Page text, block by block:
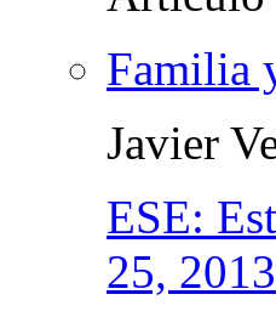
Familia
Javier
ESE:
25, 2013